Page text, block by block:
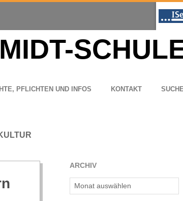
PFLICH­TEN UND INFOS KON­TAKT SUCHE
ARCHIV
Archiv